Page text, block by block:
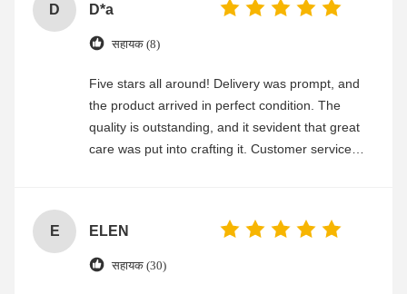
D D*a
सहायक (8)
Five stars all around! Delivery was prompt, and
the product arrived in perfect condition. The
quality is outstanding, and it sevident that great
care was put into crafting it. Customer service
E ELEN
सहायक (30)